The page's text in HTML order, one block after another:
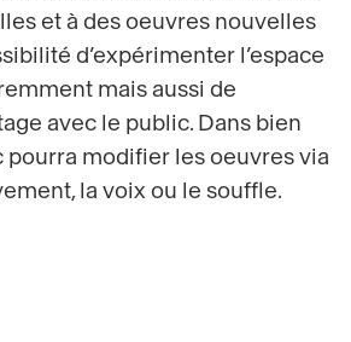
et à des oeuvres nouvelles
d’expérimenter l’espace
mais aussi de
avec le public. Dans bien
pourra modifier les oeuvres via
la voix ou le souffle.